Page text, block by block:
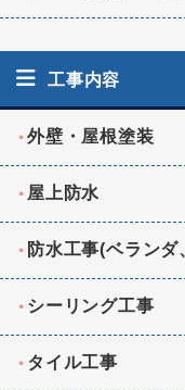
工事内容
外壁・屋根塗装
屋上防水
防水工事(ベラン
シーリング工事
タイル工事